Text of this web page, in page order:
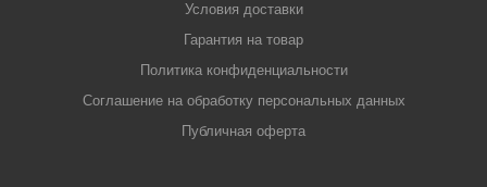
Условия доставки
Гарантия на товар
Политика конфиденциальности
Соглашение на обработку персональных данных
Публичная оферта